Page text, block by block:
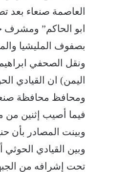
العاصمة صنعاء بعد
ابو الحاكم” ومشرف
بصفوف المليشيا
ونقل الصحفي
اليمن) ان القيادي
ومحافظ محافظة
فيما أصيب إثنين من
وبينت المصادر بأن
وبين القيادي
تحت إشرافه من